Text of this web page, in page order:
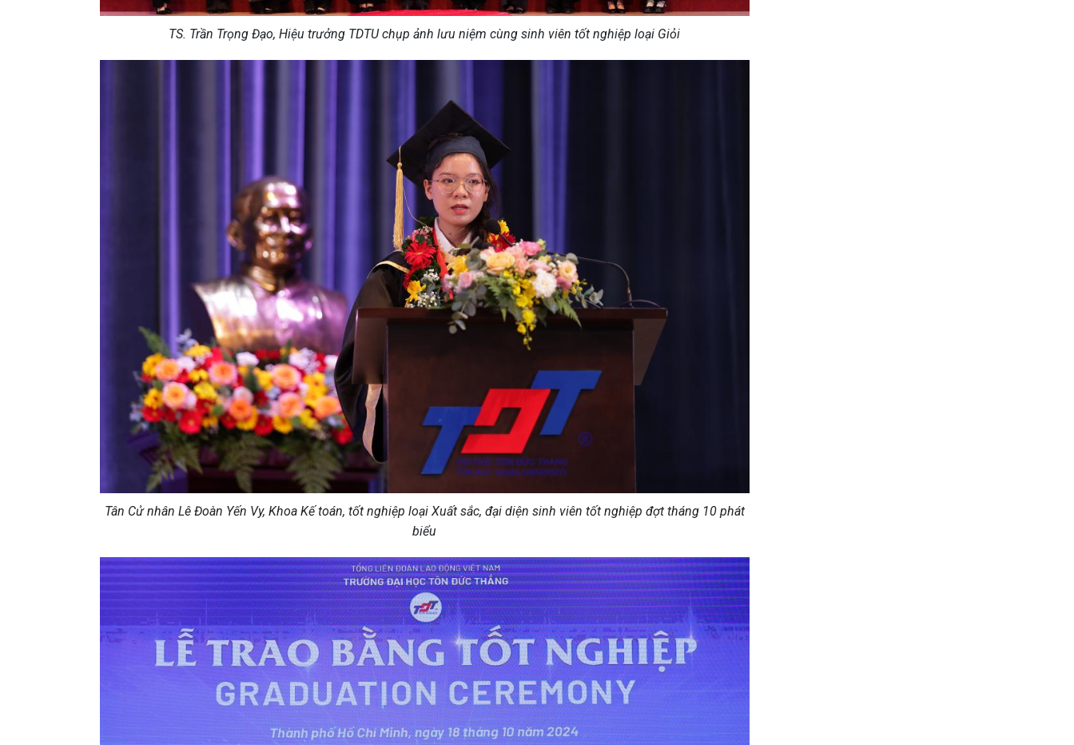
TS. Trần Trọng Đạo, Hiệu trưởng TDTU chụp ảnh lưu niệm cùng sinh viên tốt nghiệp loại Giỏi
Tân Cử nhân Lê Đoàn Yến Vy, Khoa Kế toán, tốt nghiệp loại Xuất sắc, đại diện sinh viên tốt nghiệp đợt tháng 10 phát
biểu